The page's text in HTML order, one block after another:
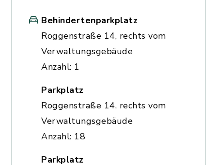
Behindertenparkplatz
Roggenstraße 14, rechts vom
Verwaltungsgebäude
Anzahl: 1
Parkplatz
Roggenstraße 14, rechts vom
Verwaltungsgebäude
Anzahl: 18
Parkplatz